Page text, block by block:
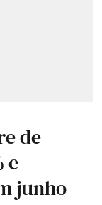
de
e
junho